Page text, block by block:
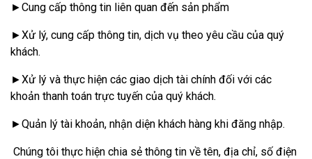
►Cung cấp thông tin liên quan đến sản phẩm
►Xử lý, cung cấp thông tin, dịch vụ theo yêu cầu của quý
khách.
►Xử lý và thực hiện các giao dịch tài chính đối với các
khoản thanh toán trực tuyến của quý khách.
►Quản lý tài khoản, nhận diện khách hàng khi đăng nhập.
Chúng tôi thực hiện chia sẻ thông tin về tên, địa chỉ, số điện